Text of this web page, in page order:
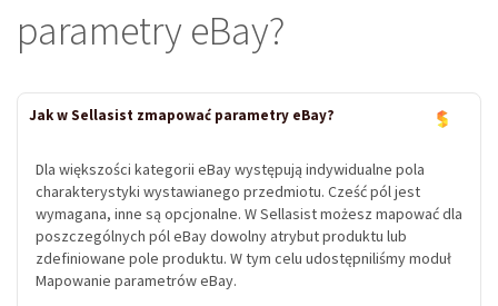
parametry eBay?
Jak w Sellasist zmapować parametry eBay?
Dla większości kategorii eBaywystępują indywidualne pola
charakterystyki wystawianego przedmiotu. Cześć pól jest
wymagana, inne są opcjonalne. WSellasistmożesz mapować dla
poszczególnych póleBaydowolny atrybut produktu lub
zdefiniowane pole produktu. W tym celu udostępniliśmy moduł
Mapowanie parametróweBay.